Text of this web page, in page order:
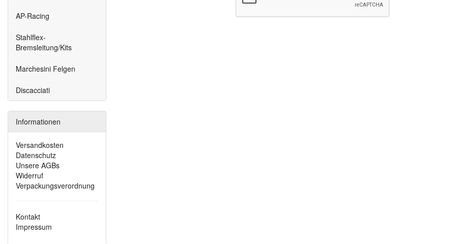
AP-Racing
Stahlflex-
Bremsleitung/Kits
Marchesini Felgen
Discacciati
Informationen
Versandkosten
Datenschutz
Unsere AGBs
Widerruf
Verpackungsverordnung
Kontakt
Impressum